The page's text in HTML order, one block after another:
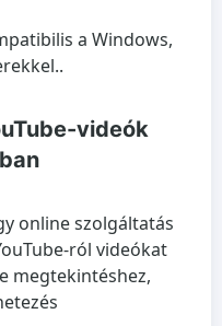
a Windows,
videók
online szolgáltatás
ról videókat
megtekintéshez,